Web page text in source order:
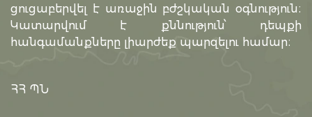
ցուցաբերվել է առաջին բժշկական օգնություն։
Կատարվում է քննություն՝ դեպքի
հանգամանքները լիարժեք պարզելու համար։
ՀՀ ՊՆ